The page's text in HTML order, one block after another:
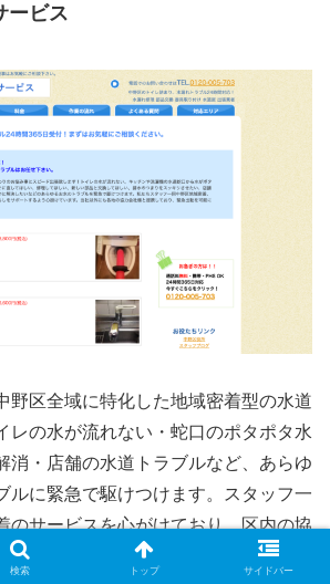
ービス
野区全域に特化した地域密着型の水道
レの水が流れない・蛇口のポタポタ水
消・店舗の水道トラブルなど、あらゆ
ルに緊急で駆けつけます。スタッフ一
のサービスを心がけており、区内の協
24時間の緊急出動体制を整えていま
検索 トップ サイドバー